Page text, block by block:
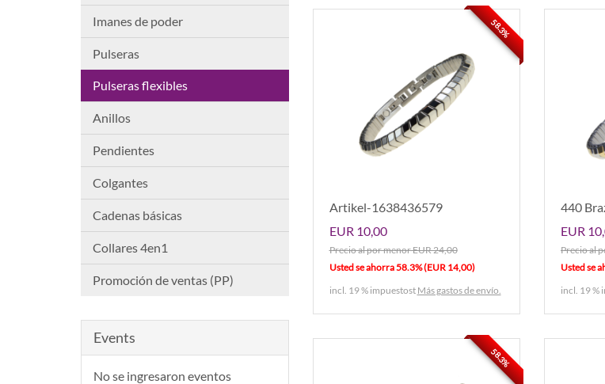
Artikel-1638436579
EUR 10,00
Precio al por menor EUR 24,00
Usted se ahorra 58.3% (EUR 14,00)
incl. 19 % impuestost Más gastos de envío.
58.3%
440
EUR
Precio al
Usted se
incl. 19 %
58.3%
Imanes de poder
Pulseras
Pulseras flexibles
Anillos
Pendientes
Colgantes
Cadenas básicas
Collares 4en1
Promoción de ventas (PP)
Events
No se ingresaron eventos